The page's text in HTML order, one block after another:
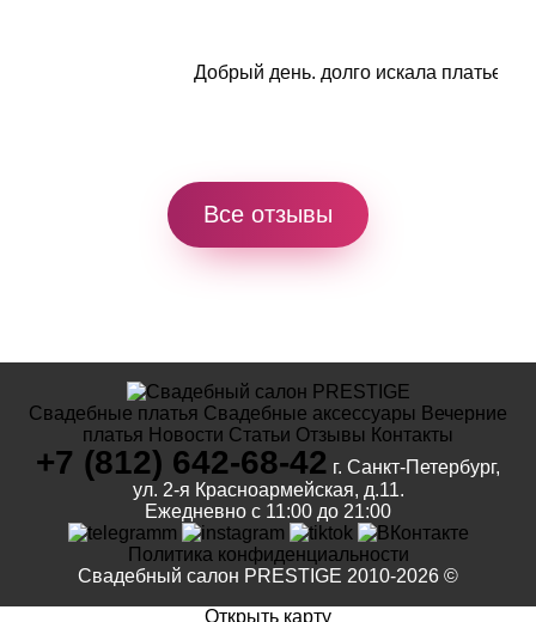
Добрый день. долго искала платье,
Все отзывы
Свадебные платья Свадебные аксессуары Вечерние
платья Новости Статьи Отзывы Контакты
+7 (812) 642-68-42 г. Санкт-Петербург,
ул. 2-я Красноармейская, д.11.
Ежедневно с 11:00 до 21:00
Политика конфиденциальности
Свадебный салон PRESTIGE 2010-2026 ©
Открыть карту